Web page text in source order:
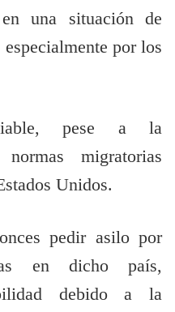
una situación de
por los
pese a la
migratorias
Unidos.
pedir asilo por
en dicho país,
debido a la